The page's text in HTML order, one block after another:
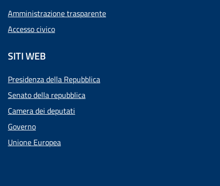
Amministrazione trasparente
Accesso civico
SITI WEB
Presidenza della Repubblica
Senato della repubblica
Camera dei deputati
Governo
Unione Europea